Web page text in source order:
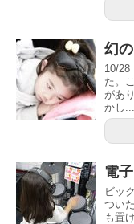
幻
10/28
た。
があ
かし...
電
ビッ
つい
も置